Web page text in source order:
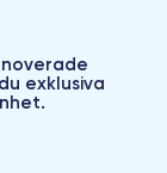
exklusiva